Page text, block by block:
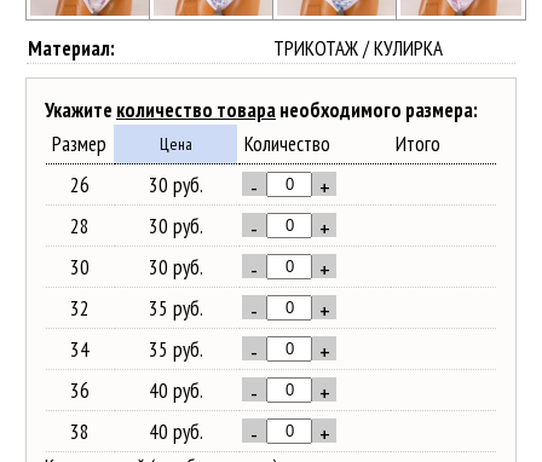
Материал: ТРИКОТАЖ / КУЛИРКА
Укажите количество товаранеобходимого размера:
Размер
Цена Количество
Итого
26
30 руб. - +
28 30 руб. - +
30 30 руб. - +
32 35 руб. - +
34 35 руб. - +
36 40 руб. - +
38 40 руб. - +